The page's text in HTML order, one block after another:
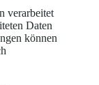
verarbeitet
Daten
können